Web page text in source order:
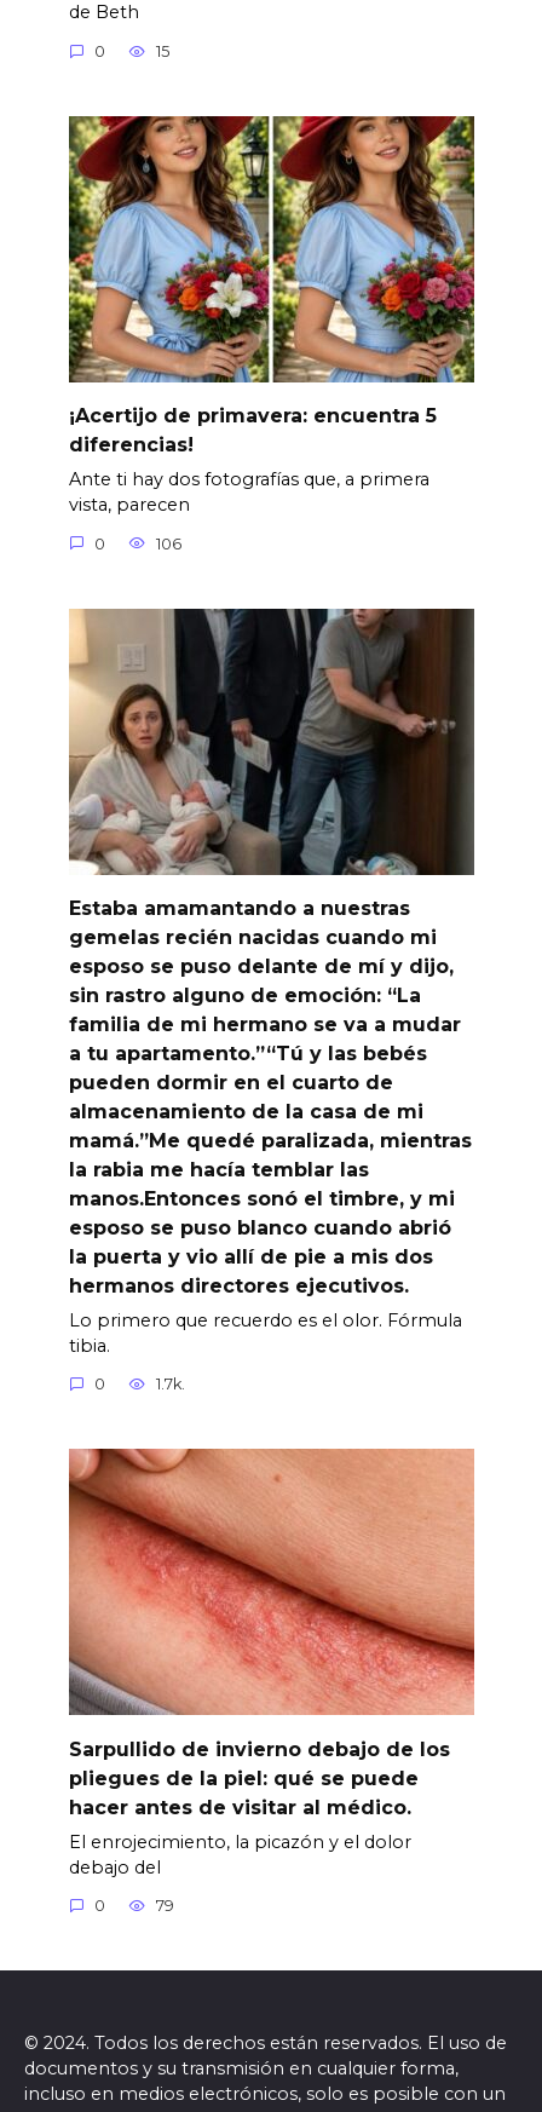
de Beth
0 15
¡Acertijo de primavera: encuentra 5
diferencias!
Ante ti hay dos fotografías que, a primera
vista, parecen
0 106
Estaba amamantando a nuestras
gemelas recién nacidas cuando mi
esposo se puso delante de mí y dijo,
sin rastro alguno de emoción: “La
familia de mi hermano se va a mudar
a tu apartamento.”“Tú y las bebés
pueden dormir en el cuarto de
almacenamiento de la casa de mi
mamá.”Me quedé paralizada, mientras
la rabia me hacía temblar las
manos.Entonces sonó el timbre, y mi
esposo se puso blanco cuando abrió
la puerta y vio allí de pie a mis dos
hermanos directores ejecutivos.
Lo primero que recuerdo es el olor. Fórmula
tibia.
0 1.7k.
Sarpullido de invierno debajo de los
pliegues de la piel: qué se puede
hacer antes de visitar al médico.
El enrojecimiento, la picazón y el dolor
debajo del
0 79
© 2024. Todos los derechos están reservados. El uso de
documentos y su transmisión en cualquier forma,
incluso en medios electrónicos, solo es posible con un